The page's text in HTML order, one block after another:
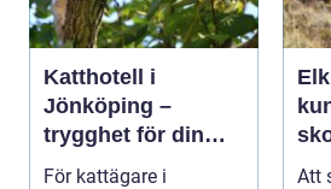
Katthotell i
Jönköping –
trygghet för din
fyrbenta vän
För kattägare i
Att